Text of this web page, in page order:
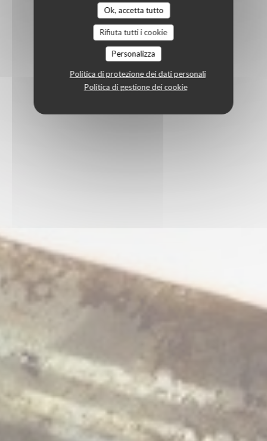
Ok, accetta tutto
Rifiuta tutti i cookie
Personalizza
Politica di protezione dei dati personali
Politica di gestione dei cookie